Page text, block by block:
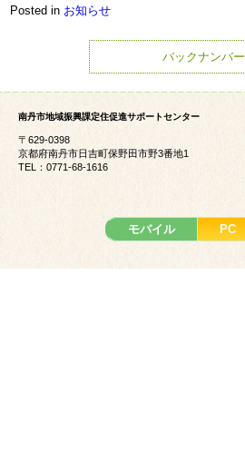
Posted in お知らせ
バックナンバー
南丹市地域振興課定住促進サポートセンター
〒629-0398
京都府南丹市日吉町保野田市野3番地1
TEL：0771-68-1616
モバイル PC